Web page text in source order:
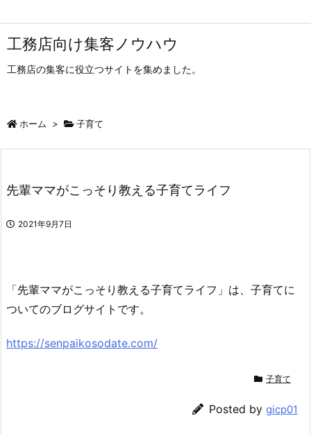
工務店向け集客ノウハウ
工務店の集客に役立つサイトを集めました。
ホーム > 子育て
先輩ママがこっそり教える子育てライフ
2021年9月7日
「先輩ママがこっそり教える子育てライフ」は、子育てに
ついてのブログサイトです。
https://senpaikosodate.com/
子育て
Posted by gicp01